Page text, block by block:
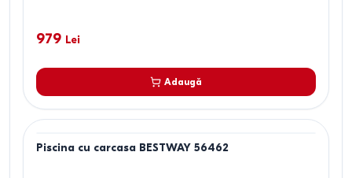
979 Lei
Adaugă
Piscina cu carcasa BESTWAY 56462